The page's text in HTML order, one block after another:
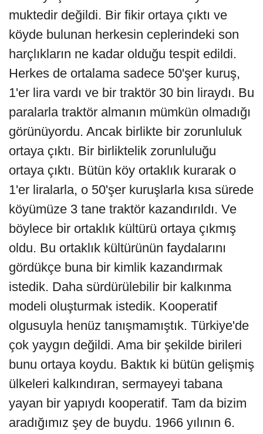
muktedir değildi. Bir fikir ortaya çıktı ve
köyde bulunan herkesin ceplerindeki son
harçlıkların ne kadar olduğu tespit edildi.
Herkes de ortalama sadece 50'şer kuruş,
1'er lira vardı ve bir traktör 30 bin liraydı. Bu
paralarla traktör almanın mümkün olmadığı
görünüyordu. Ancak birlikte bir zorunluluk
ortaya çıktı. Bir birliktelik zorunluluğu
ortaya çıktı. Bütün köy ortaklık kurarak o
1'er liralarla, o 50'şer kuruşlarla kısa sürede
köyümüze 3 tane traktör kazandırıldı. Ve
böylece bir ortaklık kültürü ortaya çıkmış
oldu. Bu ortaklık kültürünün faydalarını
gördükçe buna bir kimlik kazandırmak
istedik. Daha sürdürülebilir bir kalkınma
modeli oluşturmak istedik. Kooperatif
olgusuyla henüz tanışmamıştık. Türkiye'de
çok yaygın değildi. Ama bir şekilde birileri
bunu ortaya koydu. Baktık ki bütün gelişmiş
ülkeleri kalkındıran, sermayeyi tabana
yayan bir yapıydı kooperatif. Tam da bizim
aradığımız şey de buydu. 1966 yılının 6.